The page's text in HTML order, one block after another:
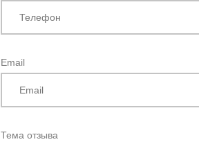
Email
Тема отзыва